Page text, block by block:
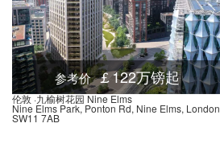
Stop L, Bushey Road, 伦敦, SW20 0, 英国
参考价 ￡122万镑起
伦敦 ·九榆树花园 Nine Elms
Nine Elms Park, Ponton Rd, Nine Elms, London
SW11 7AB